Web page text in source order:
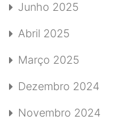
Junho 2025
Abril 2025
Março 2025
Dezembro 2024
Novembro 2024